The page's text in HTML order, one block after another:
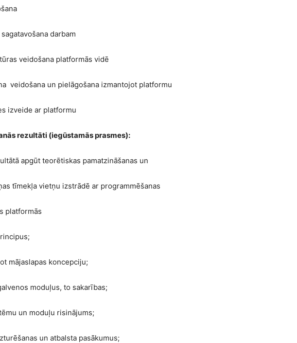
darbam
veidošana platformās vidē
veidošana un pielāgošana izmantojot platformu
izveide ar platformu
rezultāti (iegūstamās prasmes):
apgūt teorētiskas pamatzināšanas un
tīmekļa vietņu izstrādē ar programmēšanas
platformās
mājaslapas koncepciju;
moduļus, to sakarības;
un moduļu risinājums;
un atbalsta pasākumus;